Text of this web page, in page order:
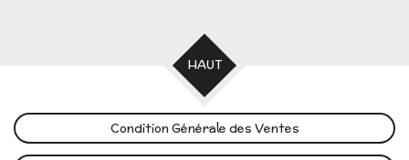
HAUT
Condition Générale des Ventes